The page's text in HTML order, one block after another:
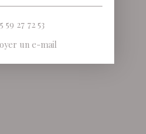
59 27 72 53
un e-mail